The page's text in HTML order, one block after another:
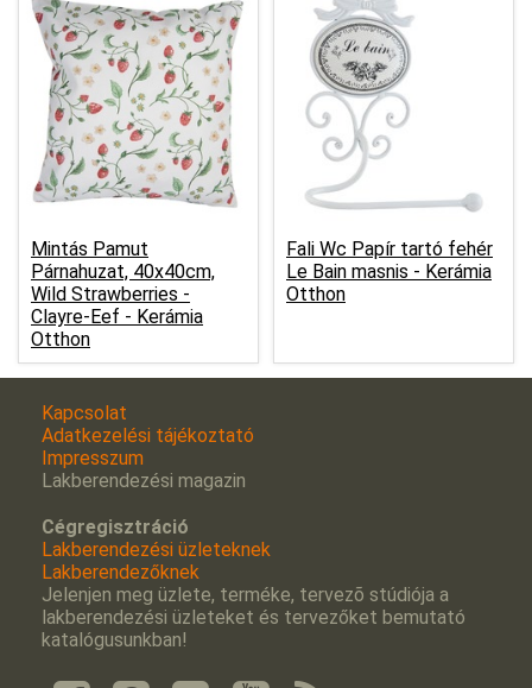
Mintás Pamut
Párnahuzat, 40x40cm,
Wild Strawberries -
Clayre-Eef - Kerámia
Otthon
Fali Wc Papír tartó fehér
Le Bain masnis - Kerámia
Otthon
Kapcsolat
Adatkezelési tájékoztató
Impresszum
Lakberendezési magazin
Cégregisztráció
Lakberendezési üzleteknek
Lakberendezőknek
Jelenjen meg üzlete, terméke, tervezõ stúdiója a
lakberendezési üzleteket és tervezőket bemutató
katalógusunkban!